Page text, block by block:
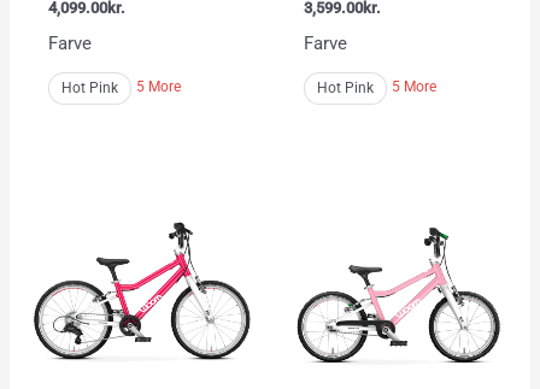
4,099.00kr.
Farve
Hot Pink 5 More
3,599.00kr.
Farve
Hot Pink 5 More